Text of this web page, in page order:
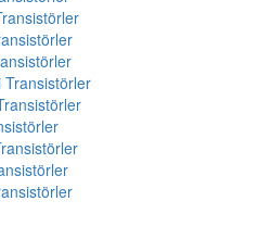
Transistörler